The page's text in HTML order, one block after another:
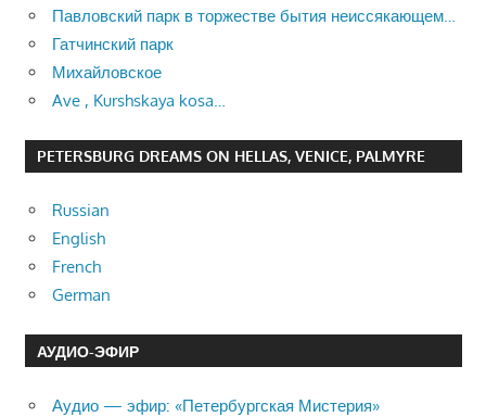
Павловский парк в торжестве бытия неиссякающем…
Гатчинский парк
Михайловское
Ave , Kurshskaya kosa…
PETERSBURG DREAMS ON HELLAS, VENICE, PALMYRE
Russian
English
French
German
АУДИО-ЭФИР
Аудио — эфир: «Петербургская Мистерия»